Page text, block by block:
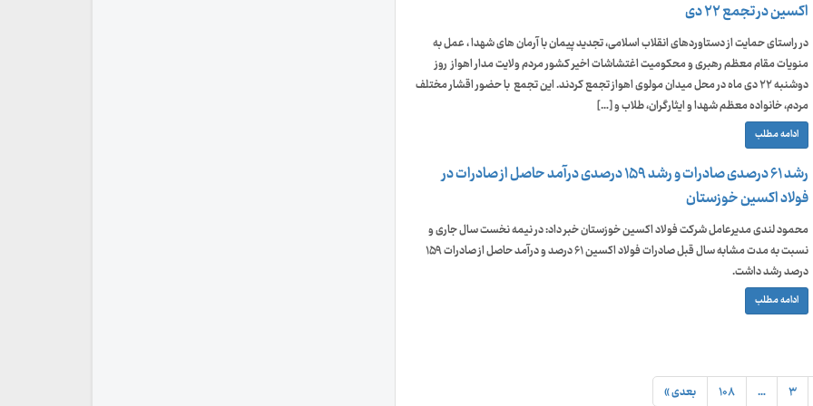
اکسین در تجمع ۲۲ دی
در راستای حمایت از دستاورد‌های انقلاب اسلامی، تجدید پیمان با آرمان‌ های شهدا ، عمل به
منویات مقام معظم رهبری و محکومیت اغتشاشات اخیر کشور مردم ولایت مدار اهواز روز
دوشنبه ۲۲ دی ماه در محل میدان مولوی اهواز تجمع کردند. این تجمع با حضور اقشار مختلف
مردم، خانواده معظم شهدا و ایثارگران، طلاب و […]
ادامه مطلب
رشد ۶۱ درصدی صادرات و رشد ۱۵۹ درصدی درآمد حاصل از صادرات در
فولاد اکسین خوزستان
محمود لندی مدیرعامل شرکت فولاد اکسین خوزستان خبر داد: در نیمه نخست سال جاری و
نسبت به مدت مشابه سال قبل صادرات فولاد اکسین ۶۱ درصد و درآمد حاصل از صادرات ۱۵۹
درصد رشد داشت.
ادامه مطلب
۳ … ۱۰۸ بعدی »